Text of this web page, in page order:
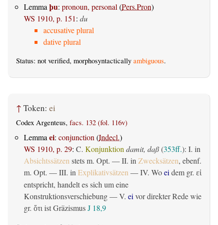
Lemma þu: pronoun, personal (Pers.Pron)
WS 1910, p. 151: du
accusative plural
dative plural
Status: not verified, morphosyntactically ambiguous.
↑ Token: ei
Codex Argenteus, facs. 132 (fol. 116v)
Lemma ei: conjunction (Indecl.)
WS 1910, p. 29: C. Konjunktion damit, daß(353ff.): I. in
Absichtssätzen stets m. Opt. — II. in Zwecksätzen, ebenf.
m. Opt. — III. in Explikativsätzen — IV. Woei dem gr. εἰ
entspricht, handelt es sich um eine
Konstruktionsverschiebung — V. ei vor direkter Rede wie
gr. ὅτι ist GräzismusJ 18,9